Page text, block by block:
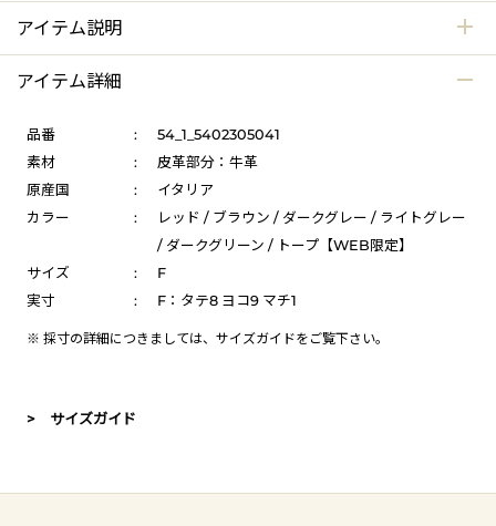
アイテム説明
アイテム詳細
品番 :
54_1_5402305041
素材
:
皮革部分：牛革
原産国
:
イタリア
カラー
:
レッド / ブラウン / ダークグレー / ライトグレー
/ ダークグリーン / トープ【WEB限定】
サイズ
:
F
実寸
: F：タテ8 ヨコ9 マチ1
※ 採寸の詳細につきましては、 サイズガイドをご覧下さい。
> サイズガイド